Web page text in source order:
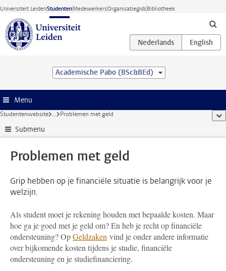
Ga direct naar de inhoud
Universiteit LeidenStudentenMedewerkersOrganisatiegidsBibliotheek
Academische Pabo (BSc&BEd)
Menu
Studentenwebsite ... Problemen met geld
Submenu
Problemen met geld
Grip hebben op je financiële situatie is belangrijk voor je
welzijn.
Als student moet je rekening houden met bepaalde kosten. Maar
hoe ga je goed met je geld om? En heb je recht op financiële
ondersteuning? OpGeldzaken vind je onder andere informatie
over bijkomende kosten tijdens je studie, financiële
ondersteuning en je studiefinanciering.